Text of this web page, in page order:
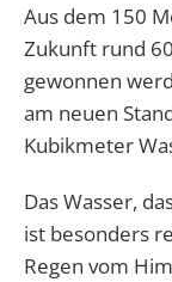
Aus dem 150
Zukunft rund
gewonnen
am neuen
Kubikmeter
Das Wasser,
ist besonders
Regen vom